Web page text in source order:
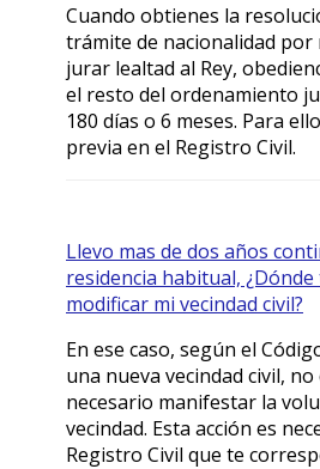
Cuando obtienes la
trámite de nacionalidad por
jurar lealtad al Rey,
el resto del ordenamiento
180 días o 6 meses. Para
previa en el Registro Civil.
Llevo mas de dos años
residencia habitual,
modificar mi vecindad civil?
En ese caso, según el
una nueva vecindad civil,
necesario manifestar la
vecindad. Esta acción es
Registro Civil que te